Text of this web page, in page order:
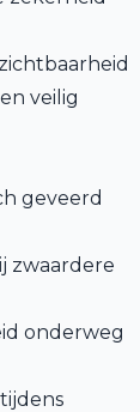
veilig
geveerd
zwaardere
onderweg